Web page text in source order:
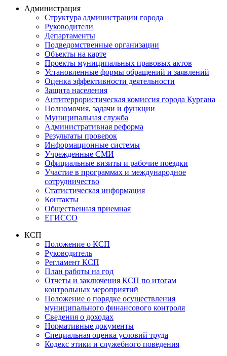
Администрация
Структура администрации города
Руководители
Департаменты
Подведомственные организации
Объекты на карте
Проекты муниципальных правовых актов
Установленные формы обращений и заявлений
Оценка эффективности деятельности
Защита населения
Антитеррористическая комиссия города Кургана
Полномочия, задачи и функции
Муниципальная служба
Административная реформа
Результаты проверок
Информационные системы
Учрежденные СМИ
Официальные визиты и рабочие поездки
Участие в программах и международное
сотрудничество
Статистическая информация
Контакты
Общественная приемная
ЕГИССО
КСП
Положение о КСП
Руководитель
Регламент КСП
План работы на год
Отчеты и заключения КСП по итогам
контрольных мероприятий
Положение о порядке осуществления
муниципального финансового контроля
Сведения о доходах
Нормативные документы
Специальная оценка условий труда
Кодекс этики и служебного поведения